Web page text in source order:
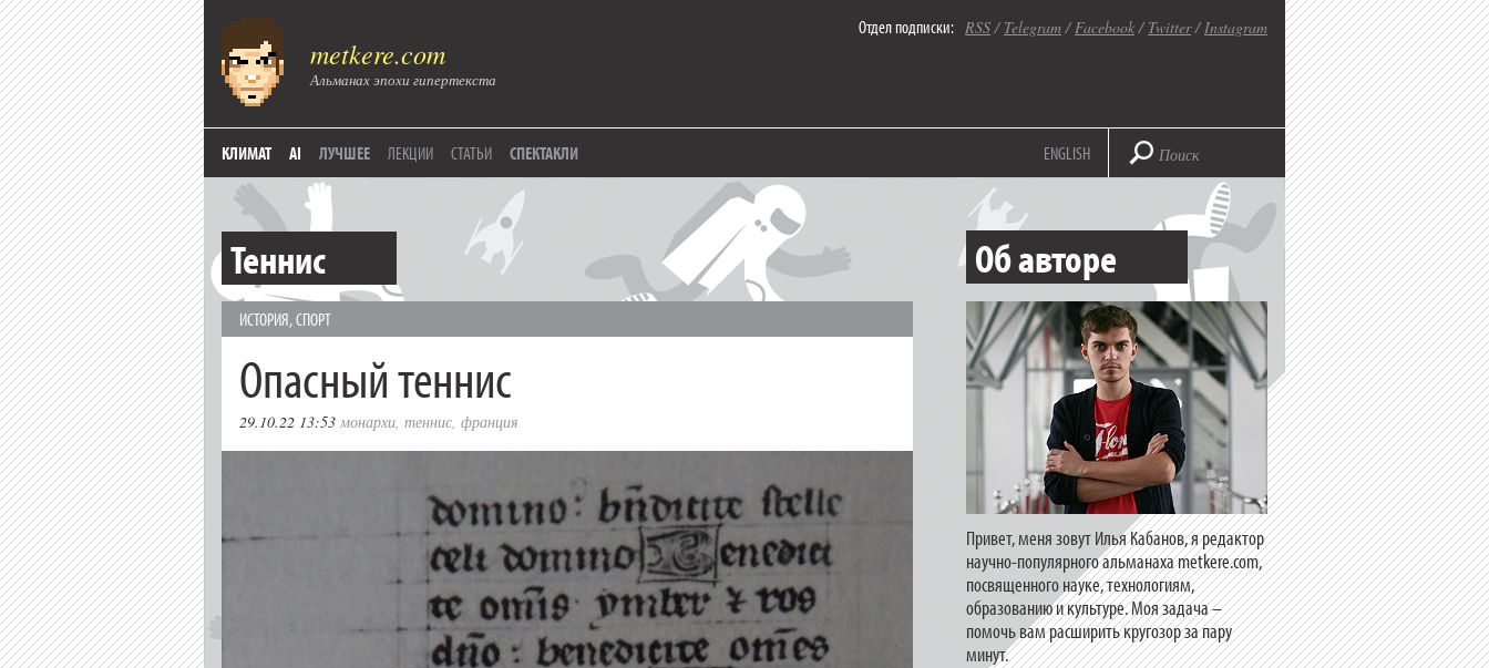
metkere.com
Альманах эпохи гипертекста
Отдел подписки: RSS/ Telegram/Facebook/ Twitter/Instagram
КЛИМАТ AI ЛУЧШЕЕ ЛЕКЦИИ СТАТЬИ СПЕКТАКЛИ ENGLISH
Теннис
ИСТОРИЯ,СПОРТ
Опасный теннис
29.10.22 13:53 монархи, теннис, франция
Об авторе
Привет, меня зовут Илья Кабанов, я редактор
научно-популярного альманаха metkere.com,
посвященного науке, технологиям,
образованию и культуре. Моя задача –
помочь вам расширить кругозор за пару
минут.